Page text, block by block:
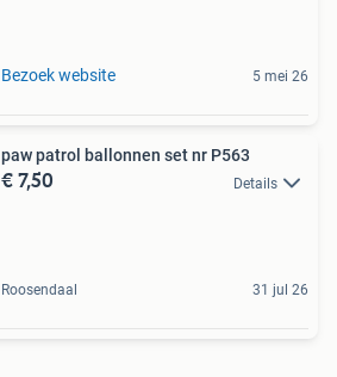
Bezoek website 5 mei 26
paw patrol ballonnen set nr P563
€ 7,50 Details
Roosendaal 31 jul 26